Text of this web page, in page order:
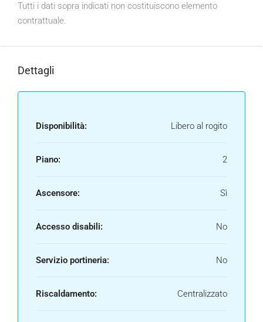
Tutti i dati sopra indicati non costituiscono elemento
contrattuale.
Dettagli
Disponibilità: Libero al rogito
Piano: 2
Ascensore: Sì
Accesso disabili: No
Servizio portineria: No
Riscaldamento: Centralizzato